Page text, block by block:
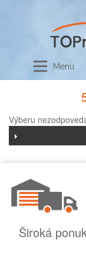
Menu
Výberu
Široká